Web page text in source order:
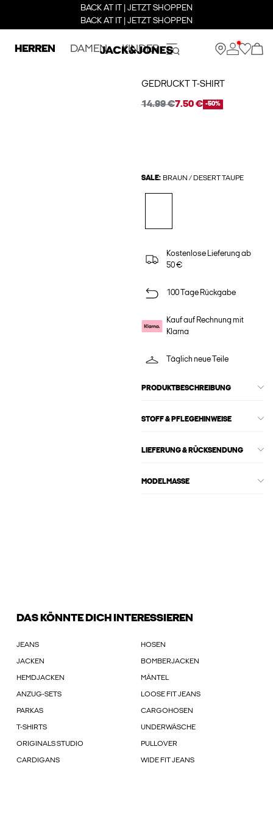
BACK AT IT | JETZT SHOPPEN
BACK AT IT | JETZT SHOPPEN
HERREN DAMEN KINDER
GEDRUCKT T-SHIRT
14.99 €7.50 € -50%
SALE: BRAUN / DESERT TAUPE
Kostenlose Lieferung ab
50 €
100 Tage Rückgabe
Kauf auf Rechnung mit
Klarna
Täglich neue Teile
PRODUKTBESCHREIBUNG
STOFF & PFLEGEHINWEISE
LIEFERUNG & RÜCKSENDUNG
MODELMASSE
DAS KÖNNTE DICH INTERESSIEREN
JEANS HOSEN
JACKEN BOMBERJACKEN
HEMDJACKEN MÄNTEL
ANZUG-SETS LOOSE FIT JEANS
PARKAS CARGOHOSEN
T-SHIRTS UNDERWÄSCHE
ORIGINALS STUDIO PULLOVER
CARDIGANS WIDE FIT JEANS